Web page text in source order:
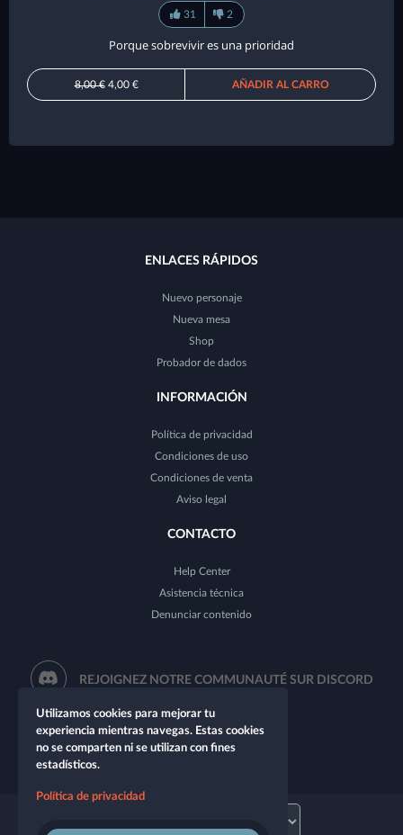
31 2
Porque sobrevivir es una prioridad
8,00 €4,00 € AÑADIR AL CARRO
ENLACES RÁPIDOS
Nuevo personaje
Nueva mesa
Shop
Probador de dados
INFORMACIÓN
Política de privacidad
Condiciones de uso
Condiciones de venta
Aviso legal
CONTACTO
Help Center
Asistencia técnica
Denunciar contenido
REJOIGNEZ NOTRE COMMUNAUTÉ SUR DISCORD
Utilizamos cookies para mejorar tu
experiencia mientras navegas. Estas cookies
no se comparten ni se utilizan con fines
estadísticos.
Política de privacidad